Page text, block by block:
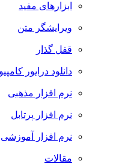
ابزارهای مفید
ویرایشگر متن
قفل گذار
دانلود درایور
نرم افزار مذهبی
نرم افزار پرتابل
نرم افزار آموزشی
مقالات